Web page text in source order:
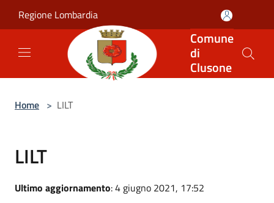
Regione Lombardia
Comune
di
Clusone
Home > LILT
LILT
Ultimo aggiornamento: 4 giugno 2021, 17:52